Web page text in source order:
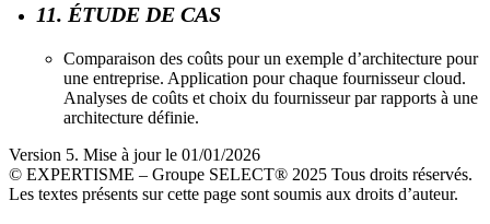
11. ÉTUDE DE CAS
Comparaison des coûts pour un exemple d’architecture pour
une entreprise. Application pour chaque fournisseur cloud.
Analyses de coûts et choix du fournisseur par rapports à une
architecture définie.
Version 5. Mise à jour le 01/01/2026
© EXPERTISME – Groupe SELECT® 2025 Tous droits réservés.
Les textes présents sur cette page sont soumis aux droits d’auteur.